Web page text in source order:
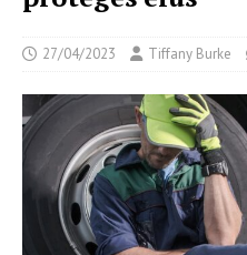
27/04/2023 Tiffany Burke